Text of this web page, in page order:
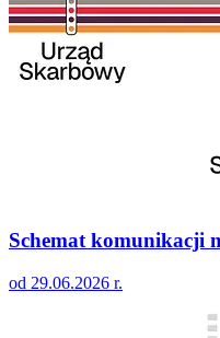
Schemat komunikacji
od 29.06.2026 r.